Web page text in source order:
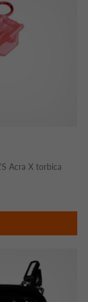
Acra X torbica